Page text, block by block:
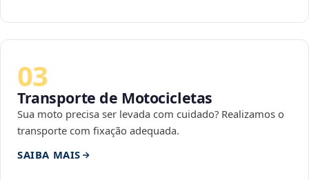
03
Transporte de Motocicletas
Sua moto precisa ser levada com cuidado? Realizamos o
transporte com fixação adequada.
SAIBA MAIS